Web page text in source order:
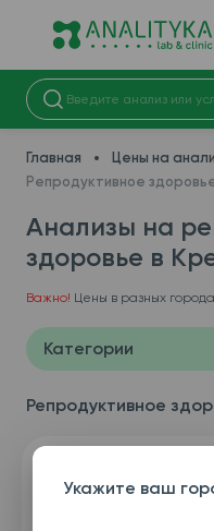
Главная Цены на
Репродуктивное
Анализы на
здоровье в
Важно! Цены в разных
Категории
Репродуктивное
Укажите ваш